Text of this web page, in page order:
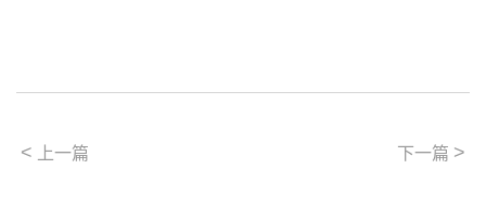
< 上一篇 下一篇 >